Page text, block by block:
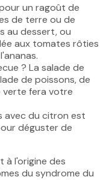
un ragoût de
de terre ou de
au dessert, ou
aux tomates rôties
? La salade de
de poissons, de
fera votre
avec du citron est
déguster de
à l'origine des
du syndrome du